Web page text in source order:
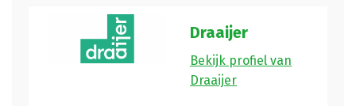
Draaijer
Bekijk profiel van
Draaijer